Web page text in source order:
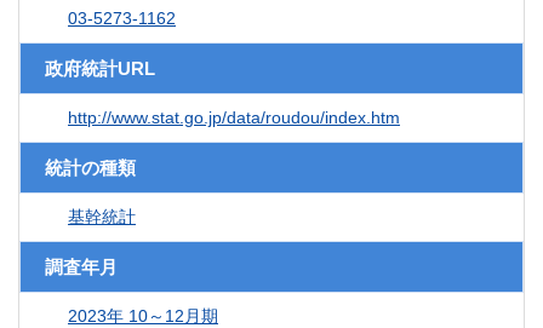
03-5273-1162
政府統計URL
http://www.stat.go.jp/data/roudou/index.htm
統計の種類
基幹統計
調査年月
2023年 10～12月期